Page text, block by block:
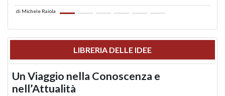
di Michele Raiola
LIBRERIA DELLE IDEE
Un Viaggio nella Conoscenza e
nell’Attualità